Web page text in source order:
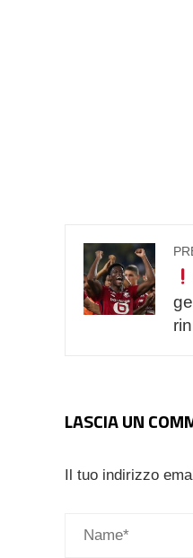
LASCIA UN
Il tuo indirizzo